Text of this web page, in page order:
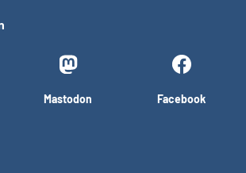
Mastodon Facebook